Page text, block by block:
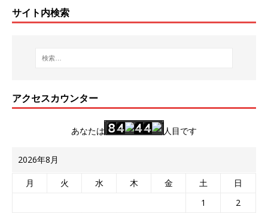
サイト内検索
アクセスカウンター
あなたは 人目です
2026年8月
月 火 水 木 金 土
日
1
2